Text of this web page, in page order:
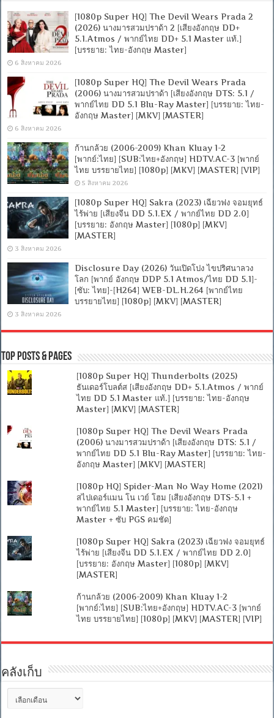
[1080p Super HQ] The Devil Wears Prada 2
(2026) นางมารสวมปราด้า 2 [เสียงอังกฤษ DD+
5.1.Atmos / พากย์ไทย DD+ 5.1 Master แท้.]
[บรรยาย: ไทย-อังกฤษ Master]
6 สิงหาคม 2026
[1080p Super HQ] The Devil Wears Prada
(2006) นางมารสวมปราด้า [เสียงอังกฤษ DTS: 5.1 /
พากย์ไทย DD 5.1 Blu-Ray Master] [บรรยาย: ไทย-
อังกฤษ Master] [MKV] [MASTER]
6 สิงหาคม 2026
ก้านกล้วย (2006-2009) Khan Kluay 1-2
[พากย์:ไทย] [SUB:ไทย+อังกฤษ] HDTV.AC-3 [พากย์
ไทย บรรยายไทย] [1080p] [MKV] [MASTER] [VIP]
5 สิงหาคม 2026
[1080p Super HQ] Sakra (2023) เฉียวฟง จอมยุทธ์
ไร้พ่าย [เสียงจีน DD 5.1.EX / พากย์ไทย DD 2.0]
[บรรยาย: อังกฤษ Master] [1080p] [MKV]
[MASTER]
3 สิงหาคม 2026
Disclosure Day (2026) วันเปิดโปง ไขปริศนาลวง
โลก [พากย์ อังกฤษ DDP 5.1 Atmos/ไทย DD 5.1]-
[ซับ: ไทย]-[H264] WEB-DL.H.264 [พากย์ไทย
บรรยายไทย] [1080p] [MKV] [MASTER]
3 สิงหาคม 2026
Top Posts & Pages
[1080p Super HQ] Thunderbolts (2025)
ธันเดอร์โบลต์ส [เสียงอังกฤษ DD+ 5.1.Atmos / พากย์
ไทย DD 5.1 Master แท้.] [บรรยาย: ไทย-อังกฤษ
Master] [MKV] [MASTER]
[1080p Super HQ] The Devil Wears Prada
(2006) นางมารสวมปราด้า [เสียงอังกฤษ DTS: 5.1 /
พากย์ไทย DD 5.1 Blu-Ray Master] [บรรยาย: ไทย-
อังกฤษ Master] [MKV] [MASTER]
[1080p HQ] Spider-Man No Way Home (2021)
สไปเดอร์แมน โน เวย์ โฮม [เสียงอังกฤษ DTS-5.1 +
พากย์ไทย 5.1 Master] [บรรยาย: ไทย-อังกฤษ
Master + ซับ PGS คมชัด]
[1080p Super HQ] Sakra (2023) เฉียวฟง จอมยุทธ์
ไร้พ่าย [เสียงจีน DD 5.1.EX / พากย์ไทย DD 2.0]
[บรรยาย: อังกฤษ Master] [1080p] [MKV]
[MASTER]
ก้านกล้วย (2006-2009) Khan Kluay 1-2
[พากย์:ไทย] [SUB:ไทย+อังกฤษ] HDTV.AC-3 [พากย์
ไทย บรรยายไทย] [1080p] [MKV] [MASTER] [VIP]
คลังเก็บ
เก็บ